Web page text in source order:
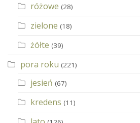
różowe (28)
zielone (18)
żółte (39)
pora roku (221)
jesień (67)
kredens (11)